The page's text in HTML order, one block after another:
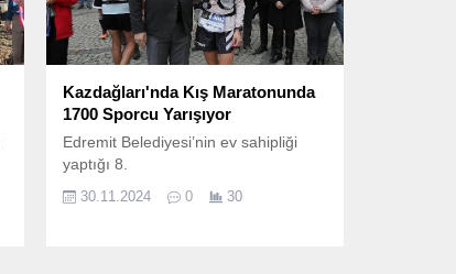
Kazdağları'nda Kış Maratonunda
1700 Sporcu Yarışıyor
Edremit Belediyesi’nin ev sahipliği
yaptığı 8.
30.11.2024 0 30